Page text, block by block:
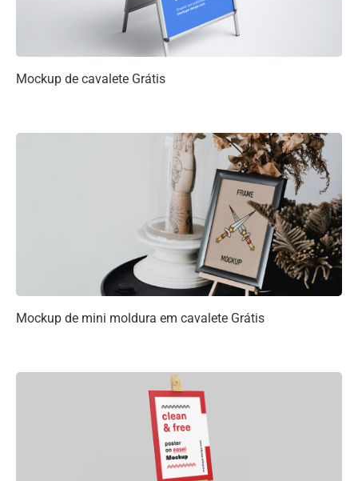
Mockup de cavalete Grátis
Mockup de mini moldura em cavalete Grátis